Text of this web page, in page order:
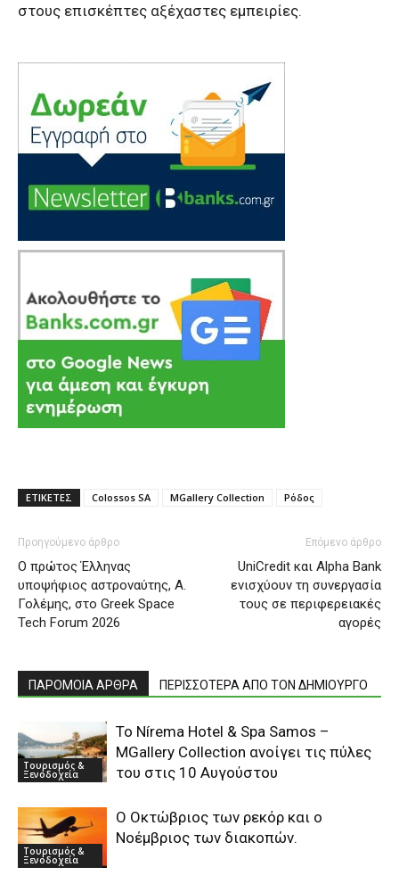
στους επισκέπτες αξέχαστες εμπειρίες.
ΕΤΙΚΕΤΕΣ Colossos SA MGallery Collection Ρόδος
Προηγούμενο άρθρο
Ο πρώτος Έλληνας
υποψήφιος αστροναύτης, Α.
Γολέμης, στο Greek Space
Tech Forum 2026
Επόμενο άρθρο
UniCredit και Alpha Bank
ενισχύουν τη συνεργασία
τους σε περιφερειακές
αγορές
ΠΑΡΟΜΟΙΑ ΑΡΘΡΑ ΠΕΡΙΣΣΟΤΕΡΑ ΑΠΟ ΤΟΝ ΔΗΜΙΟΥΡΓΟ
Τουρισμός &
Ξενοδοχεία
Το Nírema Hotel & Spa Samos –
MGallery Collection ανοίγει τις πύλες
του στις 10 Αυγούστου
Τουρισμός &
Ξενοδοχεία
Ο Οκτώβριος των ρεκόρ και ο
Νοέμβριος των διακοπών.